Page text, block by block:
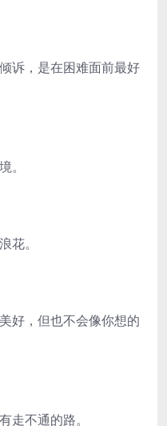
诉，是在困难面前最好
。
花。
好，但也不会像你想的
走不通的路。